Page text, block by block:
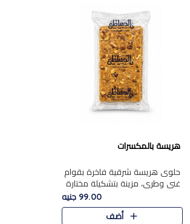
هريسة بالمكسرات
حلوى هريسة شرقية فاخرة بقوام
غني وطري، مزينة بتشكيلة مختارة
من المكسرات الفاخرة التي تضيف
قرمشة مميزة ونكهة غنية في كل
قطعة. تجمع بين المذاق..
99.00 جنيه
أضف